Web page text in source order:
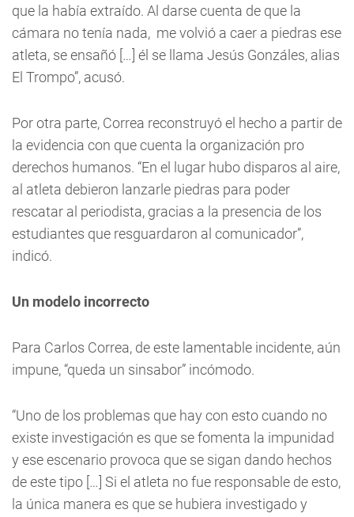
que la había extraído. Al darse cuenta de que la
cámara no tenía nada, me volvió a caer a piedras ese
atleta, se ensañó […] él se llama Jesús Gonzáles, alias
El Trompo”, acusó.
Por otra parte, Correa reconstruyó el hecho a partir de
la evidencia con que cuenta la organización pro
derechos humanos. “En el lugar hubo disparos al aire,
al atleta debieron lanzarle piedras para poder
rescatar al periodista, gracias a la presencia de los
estudiantes que resguardaron al comunicador”,
indicó.
Un modelo incorrecto
Para Carlos Correa, de este lamentable incidente, aún
impune, “queda un sinsabor” incómodo.
“Uno de los problemas que hay con esto cuando no
existe investigación es que se fomenta la impunidad
y ese escenario provoca que se sigan dando hechos
de este tipo […] Si el atleta no fue responsable de esto,
la única manera es que se hubiera investigado y